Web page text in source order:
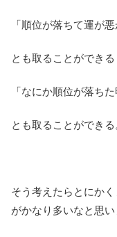
「順位が落ちて運が悪
とも取ることができる
「なにか順位が落ち
とも取ることができる
そう考えたらとにか
がかなり多いなと思い